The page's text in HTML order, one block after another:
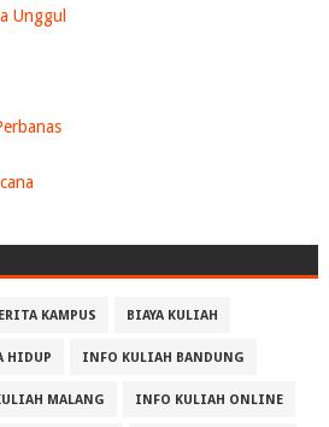
Unggul
KAMPUS BIAYA KULIAH
HIDUP INFO KULIAH BANDUNG
MALANG INFO KULIAH ONLINE